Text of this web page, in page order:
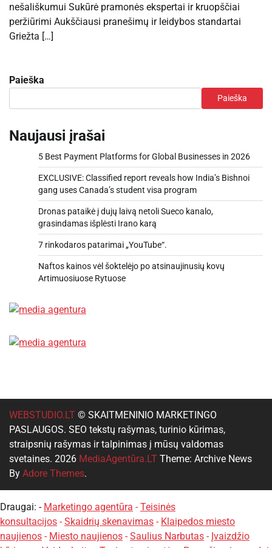
nešališkumui Sukūrė pramonės ekspertai ir kruopščiai
peržiūrimi Aukščiausi pranešimų ir leidybos standartai
Griežta […]
Paieška
Paieška
Naujausi įrašai
5 Best Payment Platforms for Global Businesses in 2026
EXCLUSIVE: Classified report reveals how India’s Bishnoi
gang uses Canada’s student visa program
Dronas pataikė į dujų laivą netoli Sueco kanalo,
grasindamas išplėsti Irano karą
7 rinkodaros patarimai „YouTube“.
Naftos kainos vėl šoktelėjo po atsinaujinusių kovų
Artimuosiuose Rytuose
WEBSTUDIO.LT © SKAITMENINIO MARKETINGO
PASLAUGOS. SEO tekstų rašymas, turinio kūrimas,
straipsnių rašymas ir talpinimas į mūsų valdomas
svetaines. 2026 MediaAgentūra.LT Theme: Archive News
By Adore Themes.
Draugai: - Marketingo agentūra - Teisinės
konsultacijos - Skaidrių skenavimas - Klaipedos miesto
naujienos - Miesto naujienos - Saulius Narbutas - Įvaizdžio